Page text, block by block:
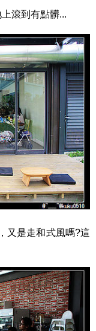
滾到有點髒...
又是走和式風嗎?這